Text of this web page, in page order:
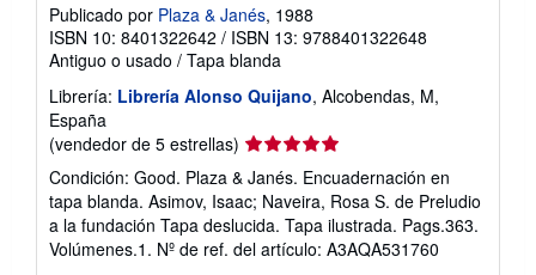
Publicado por Plaza & Janés, 1988
ISBN 10: 8401322642 / ISBN 13: 9788401322648
Antiguo o usado / Tapa blanda
Librería: Librería Alonso Quijano, Alcobendas, M,
España
(vendedor de 5 estrellas) Calificación
del
vendedor:
5
de
5
Condición: Good. Plaza & Janés. Encuadernación en
tapa blanda. Asimov, Isaac; Naveira, Rosa S. de Preludio
a la fundación Tapa deslucida. Tapa ilustrada. Pags.363.
Volúmenes.1. Nº de ref. del artículo: A3AQA531760